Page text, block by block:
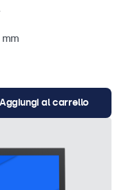
mm
Aggiungi al carrello